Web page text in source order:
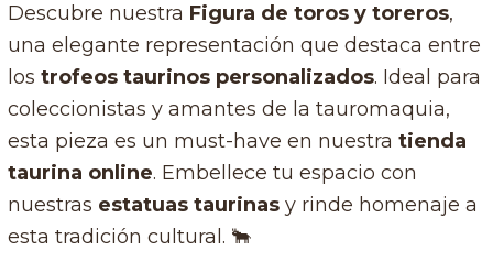
Descubre nuestra Figura de toros y toreros,
una elegante representación que destaca entre
los trofeos taurinos personalizados. Ideal para
coleccionistas y amantes de la tauromaquia,
esta pieza es un must-have en nuestra tienda
taurina online. Embellece tu espacio con
nuestras estatuas taurinasy rinde homenaje a
esta tradición cultural. 🐂